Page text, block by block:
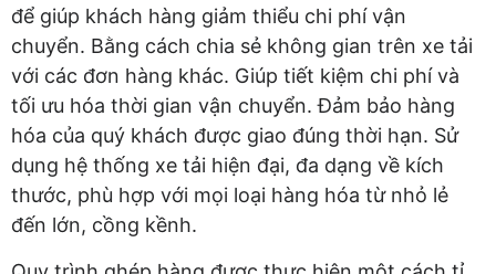
để giúp khách hàng giảm thiểu chi phí vận
chuyển. Bằng cách chia sẻ không gian trên xe tải
với các đơn hàng khác. Giúp tiết kiệm chi phí và
tối ưu hóa thời gian vận chuyển. Đảm bảo hàng
hóa của quý khách được giao đúng thời hạn. Sử
dụng hệ thống xe tải hiện đại, đa dạng về kích
thước, phù hợp với mọi loại hàng hóa từ nhỏ lẻ
đến lớn, cồng kềnh.